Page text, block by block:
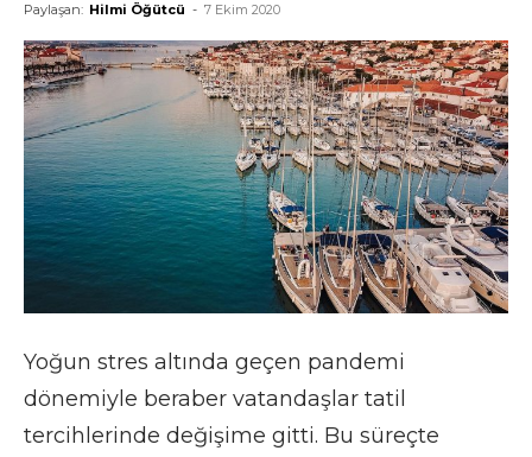
Paylaşan: Hilmi Öğütcü - 7 Ekim 2020
Yoğun stres altında geçen pandemi
dönemiyle beraber vatandaşlar tatil
tercihlerinde değişime gitti. Bu süreçte